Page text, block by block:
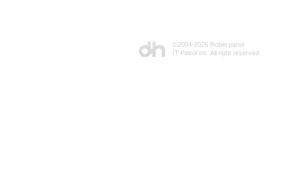
©2004-2026 Robin panel
IT Patrol inc. All right reserved.